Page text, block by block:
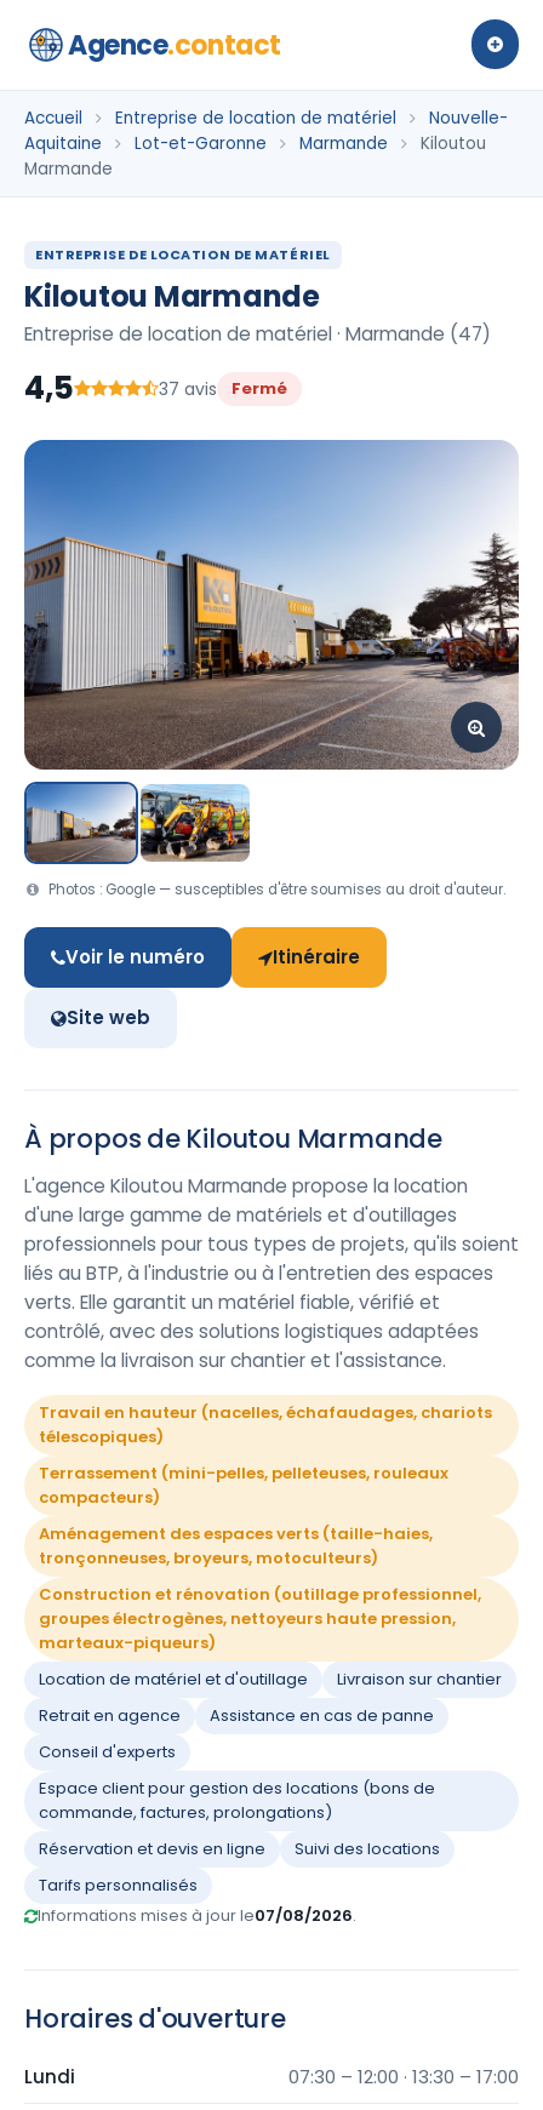
Agence.contact
Accueil Entreprise de location de matériel
Nouvelle-
Aquitaine
Lot-et-Garonne Marmande
Kiloutou
Marmande
ENTREPRISE DE LOCATION DE MATÉRIEL
Kiloutou Marmande
Entreprise de location de matériel · Marmande (47)
4,5 37 avis Fermé
Photos : Google — susceptibles d'être soumises au droit d'auteur.
Voir le numéro Itinéraire
Site web
À propos de Kiloutou Marmande
L'agence Kiloutou Marmande propose la location
d'une large gamme de matériels et d'outillages
professionnels pour tous types de projets, qu'ils soient
liés au BTP, à l'industrie ou à l'entretien des espaces
verts. Elle garantit un matériel fiable, vérifié et
contrôlé, avec des solutions logistiques adaptées
comme la livraison sur chantier et l'assistance.
Travail en hauteur (nacelles, échafaudages, chariots
télescopiques)
Terrassement (mini-pelles, pelleteuses, rouleaux
compacteurs)
Aménagement des espaces verts (taille-haies,
tronçonneuses, broyeurs, motoculteurs)
Construction et rénovation (outillage professionnel,
groupes électrogènes, nettoyeurs haute pression,
marteaux-piqueurs)
Location de matériel et d'outillage
Livraison sur chantier
Retrait en agence
Assistance en cas de panne
Conseil d'experts
Espace client pour gestion des locations (bons de
commande, factures, prolongations)
Réservation et devis en ligne
Suivi des locations
Tarifs personnalisés
Informations mises à jour le07/08/2026.
Horaires d'ouverture
Lundi 07:30 – 12:00 · 13:30 – 17:00